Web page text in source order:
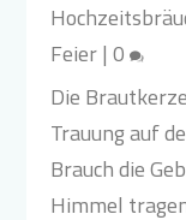
Feier|0
Die
Trauung auf
Brauch die
Himmel